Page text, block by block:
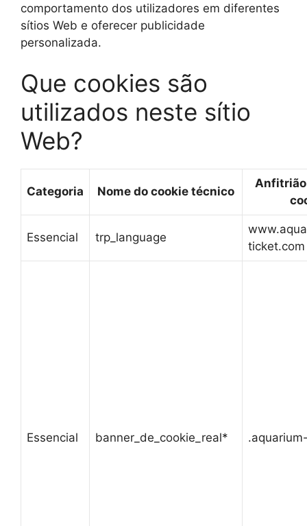
comportamento dos utilizadores em diferentes
sítios Web e oferecer publicidade
personalizada.
Que cookies são
utilizados neste sítio
Web?
Categoria Nome do cookie técnico
Essencial trp_language
ticket.com
Essencial banner_de_cookie_real*